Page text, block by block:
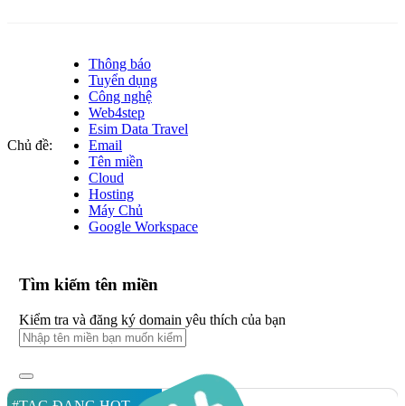
Chủ đề:
Thông báo
Tuyển dụng
Công nghệ
Web4step
Esim Data Travel
Email
Tên miền
Cloud
Hosting
Máy Chủ
Google Workspace
Tìm kiếm tên miền
Kiểm tra và đăng ký domain yêu thích của bạn